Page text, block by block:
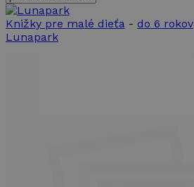
Knižky pre malé dieťa - do 6 rokov
Lunapark